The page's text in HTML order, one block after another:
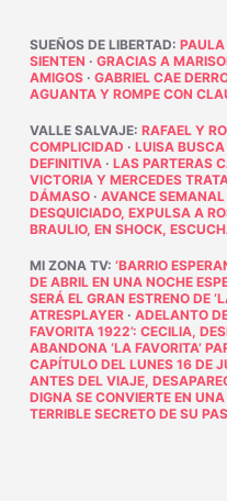
SUEÑOS DE LIBERTAD: PAULA
SIENTEN · GRACIAS A
AMIGOS· GABRIEL CAE
AGUANTA Y ROMPE CON
VALLE SALVAJE: RAFAEL Y
COMPLICIDAD · LUISA
DEFINITIVA· LAS PARTERAS
VICTORIA Y MERCEDES
DÁMASO· AVANCE SEMANAL
DESQUICIADO, EXPULSA A
BRAULIO, EN SHOCK,
MI ZONA TV: ‘BARRIO
DE ABRIL EN UNA NOCHE
SERÁ EL GRAN ESTRENO DE
ATRESPLAYER· ADELANTO
FAVORITA 1922’: CECILIA,
ABANDONA ‘LA FAVORITA’
CAPÍTULO DEL LUNES 16 DE
ANTES DEL VIAJE,
DIGNA SE CONVIERTE EN
TERRIBLE SECRETO DE SU